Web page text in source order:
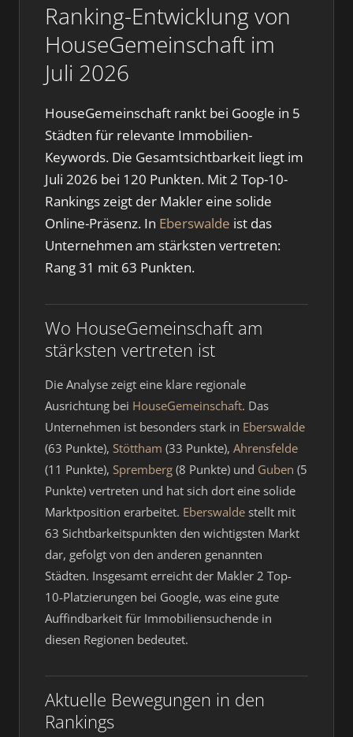
Ranking-Entwicklung von
HouseGemeinschaft im
Juli 2026
HouseGemeinschaft rankt bei Google in 5
Städten für relevante Immobilien-
Keywords. Die Gesamtsichtbarkeit liegt im
Juli 2026 bei 120 Punkten. Mit 2 Top-10-
Rankings zeigt der Makler eine solide
Online-Präsenz. In Eberswalde ist das
Unternehmen am stärksten vertreten:
Rang 31 mit 63 Punkten.
Wo HouseGemeinschaft am
stärksten vertreten ist
Die Analyse zeigt eine klare regionale
Ausrichtung bei HouseGemeinschaft. Das
Unternehmen ist besonders stark in Eberswalde
(63 Punkte), Stöttham (33 Punkte), Ahrensfelde
(11 Punkte), Spremberg (8 Punkte) und Guben (5
Punkte) vertreten und hat sich dort eine solide
Marktposition erarbeitet. Eberswalde stellt mit
63 Sichtbarkeitspunkten den wichtigsten Markt
dar, gefolgt von den anderen genannten
Städten. Insgesamt erreicht der Makler 2 Top-
10-Platzierungen bei Google, was eine gute
Auffindbarkeit für Immobiliensuchende in
diesen Regionen bedeutet.
Aktuelle Bewegungen in den
Rankings